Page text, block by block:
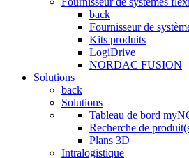
back
Fournisseur de
Kits produits
LogiDrive
NORDAC FUSION
Solutions
back
Solutions
Tableau de bord
Recherche de
Plans 3D
Intralogistique